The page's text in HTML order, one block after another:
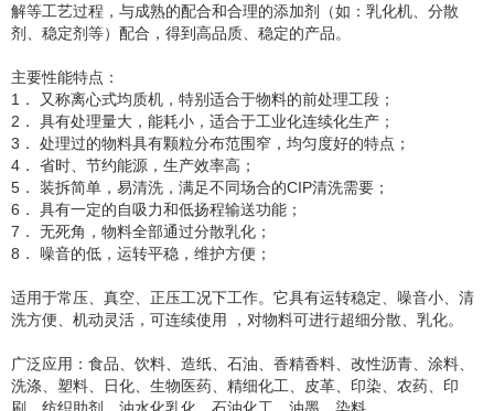
解等工艺过程，与成熟的配合和合理的添加剂（如：乳化机、分散
剂、稳定剂等）配合，得到高品质、稳定的产品。
主要性能特点：
1． 又称离心式均质机，特别适合于物料的前处理工段；
2． 具有处理量大，能耗小，适合于工业化连续化生产；
3． 处理过的物料具有颗粒分布范围窄，均匀度好的特点；
4． 省时、节约能源，生产效率高；
5． 装拆简单，易清洗，满足不同场合的CIP清洗需要；
6． 具有一定的自吸力和低扬程输送功能；
7． 无死角，物料全部通过分散乳化；
8． 噪音的低，运转平稳，维护方便；
适用于常压、真空、正压工况下工作。它具有运转稳定、噪音小、清
洗方便、机动灵活，可连续使用 ，对物料可进行超细分散、乳化。
广泛应用：食品、饮料、造纸、石油、香精香料、改性沥青、涂料、
洗涤、塑料、日化、生物医药、精细化工、皮革、印染、农药、印